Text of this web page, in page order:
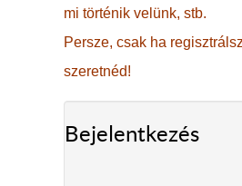
mi történik velünk, stb.
Persze, csak ha
szeretnéd!
Bejelentkezés